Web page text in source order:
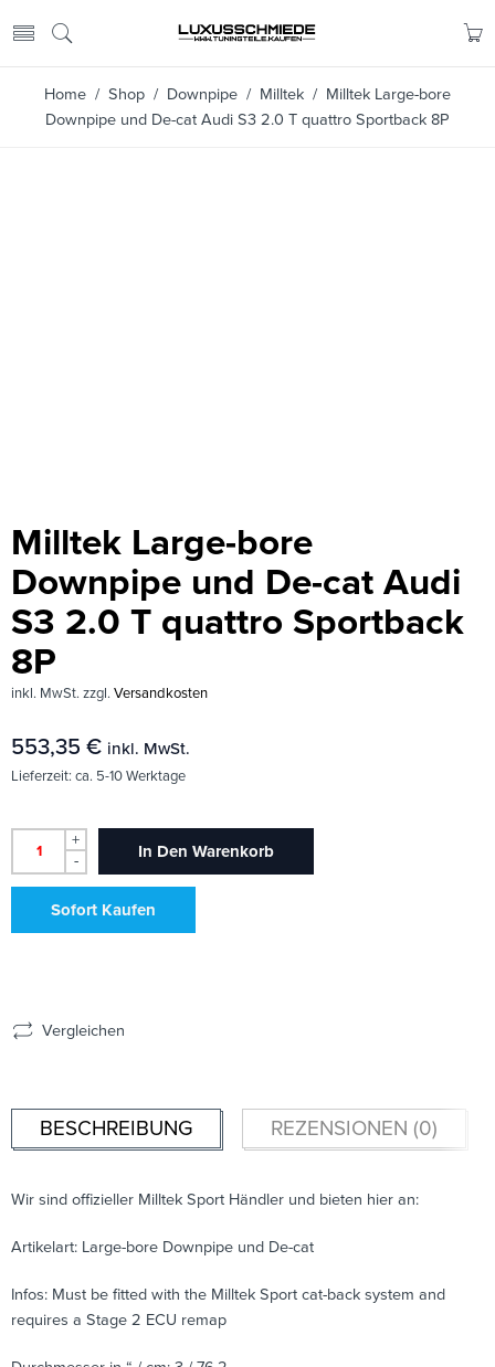
Home / Shop / Downpipe / Milltek / Milltek Large-bore
Downpipe und De-cat Audi S3 2.0 T quattro Sportback 8P
Milltek Large-bore
Downpipe und De-cat Audi
S3 2.0 T quattro Sportback
8P
inkl. MwSt. zzgl. Versandkosten
553,35 € inkl. MwSt.
Lieferzeit: ca. 5-10 Werktage
+
-
In Den Warenkorb
Sofort Kaufen
Vergleichen
BESCHREIBUNG REZENSIONEN (0)
Wir sind offizieller Milltek Sport Händler und bieten hier an:
Artikelart: Large-bore Downpipe und De-cat
Infos: Must be fitted with the Milltek Sport cat-back system and
requires a Stage 2 ECU remap